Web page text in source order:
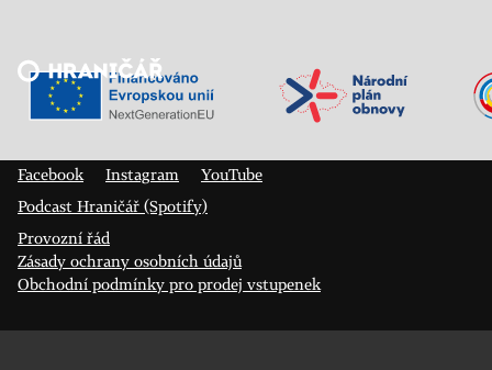
Veřejný sál Hraničář, spolek
Facebook
Instagram
YouTube
Podcast Hraničář (Spotify)
Provozní řád
Zásady ochrany osobních údajů
Obchodní podmínky pro prodej vstupenek